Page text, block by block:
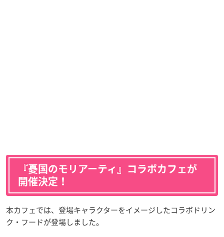
『憂国のモリアーティ』コラボカフェが
開催決定！
本カフェでは、登場キャラクターをイメージしたコラボドリン
ク・フードが登場しました。